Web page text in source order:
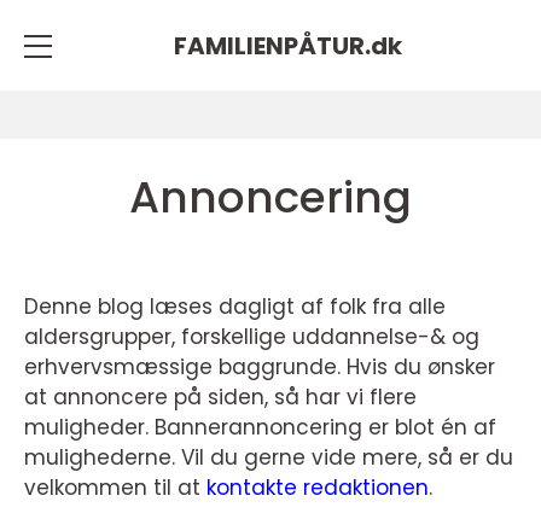
FAMILIENPÅTUR.dk
Annoncering
Denne blog læses dagligt af folk fra alle
aldersgrupper, forskellige uddannelse-& og
erhvervsmæssige baggrunde. Hvis du ønsker
at annoncere på siden, så har vi flere
muligheder. Bannerannoncering er blot én af
mulighederne. Vil du gerne vide mere, så er du
velkommen til at kontakte redaktionen.